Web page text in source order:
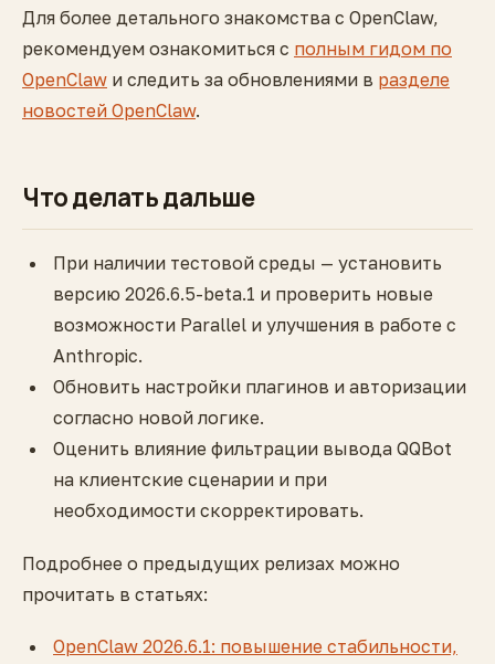
Для более детального знакомства с OpenClaw,
рекомендуем ознакомиться с полным гидом по
OpenClaw и следить за обновлениями в разделе
новостей OpenClaw.
Что делать дальше
При наличии тестовой среды — установить
версию 2026.6.5-beta.1 и проверить новые
возможности Parallel и улучшения в работе с
Anthropic.
Обновить настройки плагинов и авторизации
согласно новой логике.
Оценить влияние фильтрации вывода QQBot
на клиентские сценарии и при
необходимости скорректировать.
Подробнее о предыдущих релизах можно
прочитать в статьях:
OpenClaw 2026.6.1: повышение стабильности,